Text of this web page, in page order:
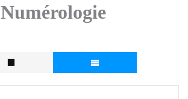
Numérologie